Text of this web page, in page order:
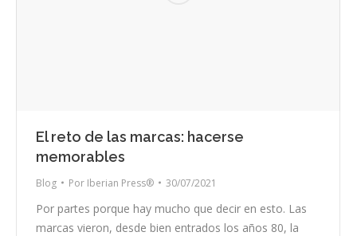
El reto de las marcas: hacerse
memorables
Blog Por Iberian Press® 30/07/2021
Por partes porque hay mucho que decir en esto. Las
marcas vieron, desde bien entrados los años 80, la